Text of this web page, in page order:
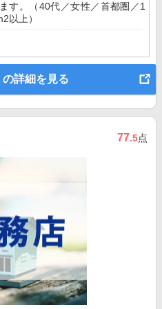
す。（40代／女性／首都圏／1
以上）
詳細を見る
77.5点